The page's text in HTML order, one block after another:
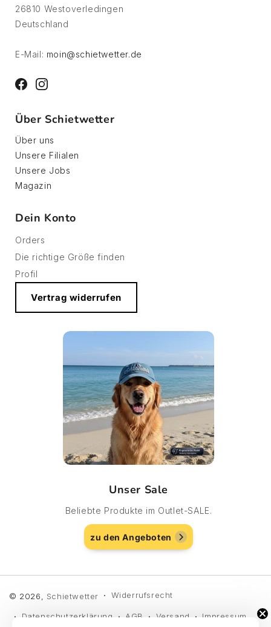
26810 Westoverledingen
Deutschland
E-Mail: moin@schietwetter.de
FacebookInstagram
Über Schietwetter
Über uns
Unsere Filialen
Unsere Jobs
Magazin
Dein Konto
Orders
Die richtige Größe finden
Profil
Vertrag widerrufen
Unser Sale
Beliebte Produkte im Outlet-SALE.
zu den Angeboten
© 2026, Schietwetter Widerrufsrecht
Datenschutzerklärung AGB Versand Impressum